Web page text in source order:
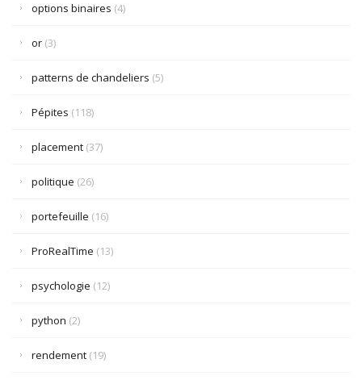
options binaires (4)
or (3)
patterns de chandeliers (5)
Pépites (118)
placement (37)
politique (26)
portefeuille (16)
ProRealTime (13)
psychologie (12)
python (2)
rendement (19)